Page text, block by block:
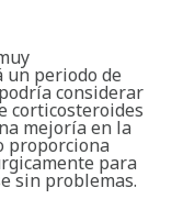
periodo de
considerar
corticosteroides
mejoría en la
proporciona
para
sin problemas.